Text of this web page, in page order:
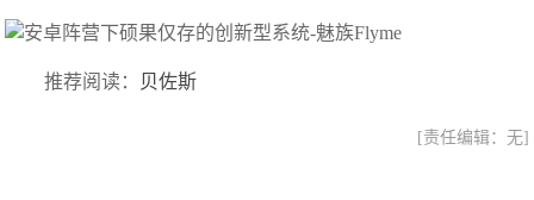
推荐阅读： 贝佐斯
[责任编辑：无]